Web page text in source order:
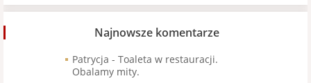
Najnowsze komentarze
Patrycja - Toaleta w restauracji.
Obalamy mity.